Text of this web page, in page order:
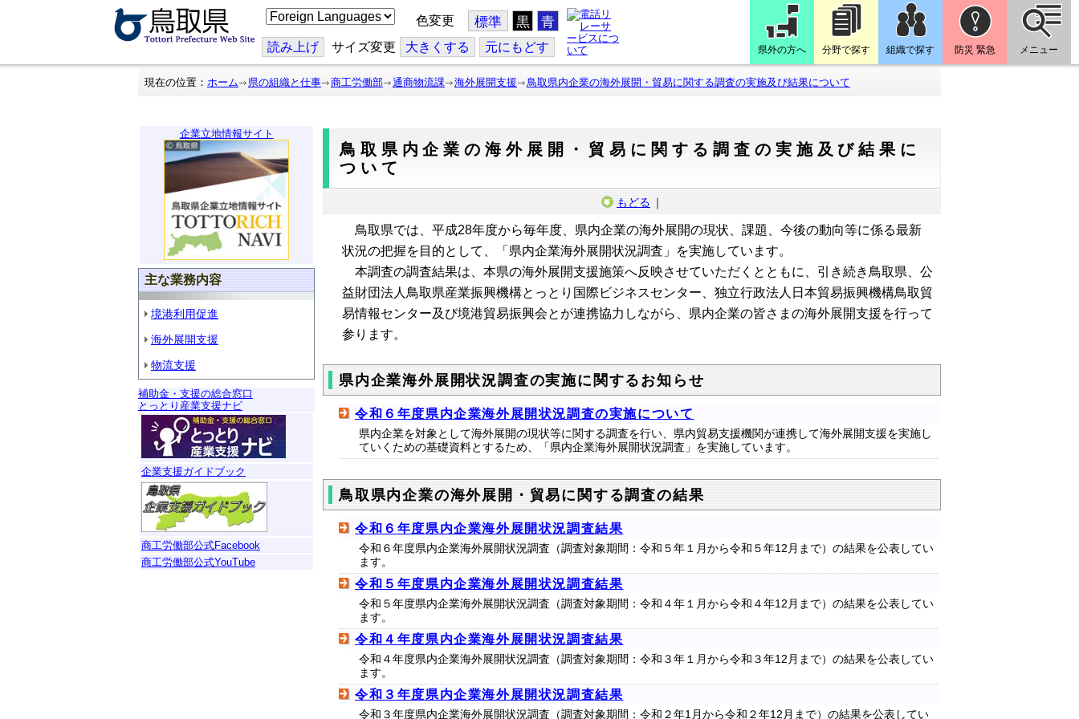
こ
の
ジ
を
翻
色変更 標準 黒 青
読み上げ サイズ変更 大きくする 元にもどす 県外の方へ 分野で探す 組織で探す 防災 緊急 メニュー
現在の位置： ホーム 県の組織と仕事 商工労働部 通商物流課 海外展開支援 鳥取県内企業の海外展開・貿易に関する調査の実施及び結果について
企業立地情報サイト
主な業務内容
境港利用促進
海外展開支援
物流支援
補助金・支援の総合窓口
とっとり産業支援ナビ
企業支援ガイドブック
商工労働部公式Facebook
商工労働部公式YouTube
鳥取県内企業の海外展開・貿易に関する調査の実施及び結果に
ついて
もどる ｜
鳥取県では、平成28年度から毎年度、県内企業の海外展開の現状、課題、今後の動向等に係る最新
状況の把握を目的として、「県内企業海外展開状況調査」を実施しています。
本調査の調査結果は、本県の海外展開支援施策へ反映させていただくとともに、引き続き鳥取県、公
益財団法人鳥取県産業振興機構とっとり国際ビジネスセンター、独立行政法人日本貿易振興機構鳥取貿
易情報センター及び境港貿易振興会とが連携協力しながら、県内企業の皆さまの海外展開支援を行って
参ります。
県内企業海外展開状況調査の実施に関するお知らせ
令和６年度県内企業海外展開状況調査の実施について
県内企業を対象として海外展開の現状等に関する調査を行い、県内貿易支援機関が連携して海外展開支援を実施し
ていくための基礎資料とするため、「県内企業海外展開状況調査」を実施しています。
鳥取県内企業の海外展開・貿易に関する調査の結果
令和６年度県内企業海外展開状況調査結果
令和６年度県内企業海外展開状況調査（調査対象期間：令和５年１月から令和５年12月まで）の結果を公表してい
ます。
令和５年度県内企業海外展開状況調査結果
令和５年度県内企業海外展開状況調査（調査対象期間：令和４年１月から令和４年12月まで）の結果を公表してい
ます。
令和４年度県内企業海外展開状況調査結果
令和４年度県内企業海外展開状況調査（調査対象期間：令和３年１月から令和３年12月まで）の結果を公表してい
ます。
令和３年度県内企業海外展開状況調査結果
令和３年度県内企業海外展開状況調査（調査対象期間：令和２年1月から令和２年12月まで）の結果を公表してい